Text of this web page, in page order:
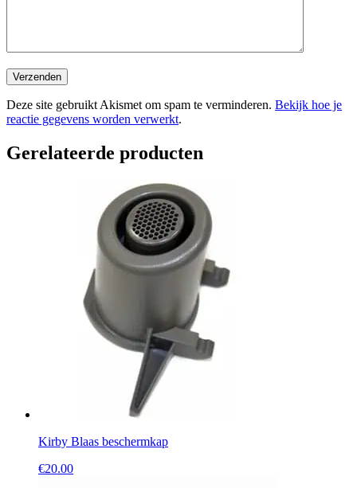
Deze site gebruikt Akismet om spam te verminderen. Bekijk hoe je
reactie gegevens worden verwerkt.
Gerelateerde producten
Kirby Blaas beschermkap
€20.00